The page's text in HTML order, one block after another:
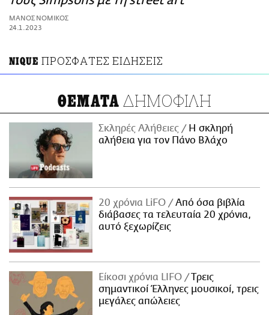
ΑΜΠΑ
PRINT
ΜΑΝΟΣ ΝΟΜΙΚΟΣ
24.1.2023
NIQUE ΠΡΟΣΦΑΤΕΣ ΕΙΔΗΣΕΙΣ
ΘΕΜΑΤΑ ΔΗΜΟΦΙΛΗ
Σκληρές Αλήθειες
H σκληρή
αλήθεια για τον Πάνο Βλάχο
20 χρόνια LiFO
Από όσα βιβλία
διάβασες τα τελευταία 20 χρόνια,
αυτό ξεχωρίζεις
Είκοσι χρόνια LIFO
Tρεις
σημαντικοί Έλληνες μουσικοί, τρεις
μεγάλες απώλειες